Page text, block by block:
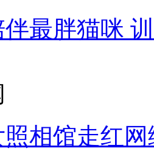
最胖猫咪
相馆走红网